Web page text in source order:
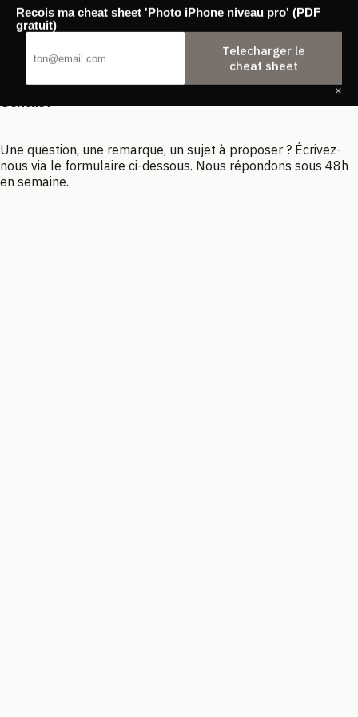
Passer
Agence Backwash
Contact
Une question, une remarque, un sujet à proposer ? Écrivez-
nous via le formulaire ci-dessous. Nous répondons sous 48h
en semaine.
Recois ma cheat sheet 'Photo iPhone niveau pro' (PDF
gratuit)
Telecharger le
cheat sheet
×